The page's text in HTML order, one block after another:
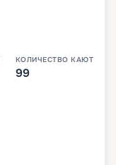
КОЛИЧЕСТВО КАЮТ
99